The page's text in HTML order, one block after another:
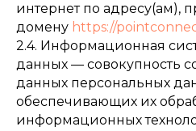
интернет по адресу(ам),
домену https://
2.4. Информационная
данных — совокупность
данных персональных
обеспечивающих их
информационных